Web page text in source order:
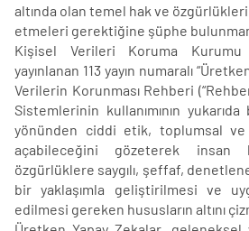
altında olan temel hak ve
etmeleri gerektiğine şüphe
Kişisel Verileri Koruma Kurumu
yayınlanan 113 yayın numaralı
Verilerin Korunması Rehberi
Sistemlerinin kullanımının
yönünden ciddi etik, toplumsal
açabileceğini gözeterek insan
özgürlüklere saygılı, şeffaf,
bir yaklaşımla geliştirilmesi ve
edilmesi gereken hususların altını